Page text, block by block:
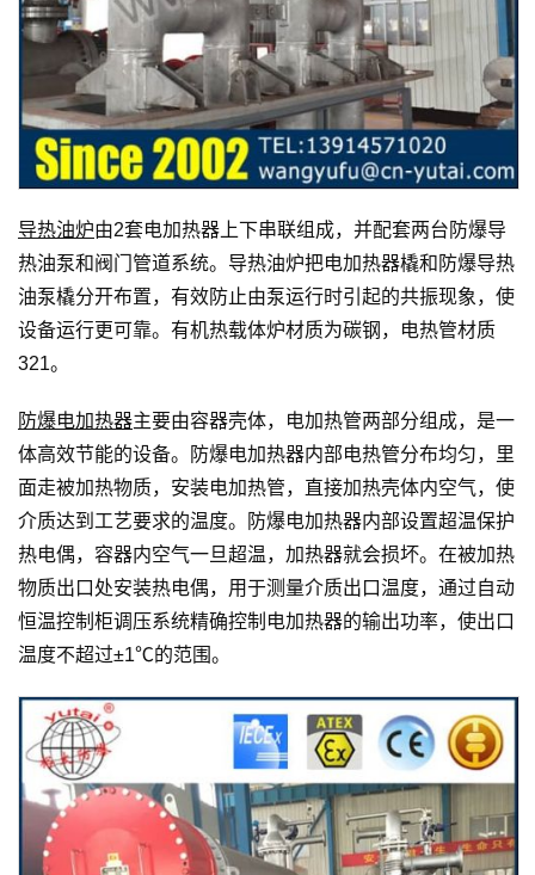
导热油炉由2套电加热器上下串联组成，并配套两台防爆导
热油泵和阀门管道系统。导热油炉把电加热器橇和防爆导热
油泵橇分开布置，有效防止由泵运行时引起的共振现象，使
设备运行更可靠。有机热载体炉材质为碳钢，电热管材质
321。
防爆电加热器主要由容器壳体，电加热管两部分组成，是一
体高效节能的设备。防爆电加热器内部电热管分布均匀，里
面走被加热物质，安装电加热管，直接加热壳体内空气，使
介质达到工艺要求的温度。防爆电加热器内部设置超温保护
热电偶，容器内空气一旦超温，加热器就会损坏。在被加热
物质出口处安装热电偶，用于测量介质出口温度，通过自动
恒温控制柜调压系统精确控制电加热器的输出功率，使出口
温度不超过±1℃的范围。